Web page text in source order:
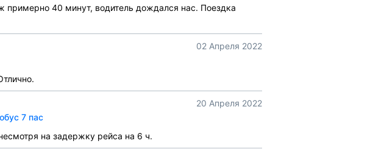
примерно 40 минут, водитель дождался нас. Поездка
02 Апреля 2022
20 Апреля 2022
7 пас
на задержку рейса на 6 ч.